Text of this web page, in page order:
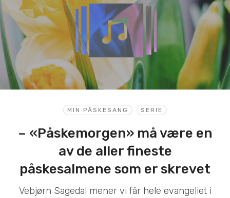
MIN PÅSKESANG SERIE
– «Påskemorgen» må være en
av de aller fineste
påskesalmene som er skrevet
Vebjørn Sagedal mener vi får hele evangeliet i